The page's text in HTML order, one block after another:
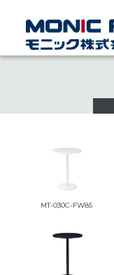
MT-030C-FW85